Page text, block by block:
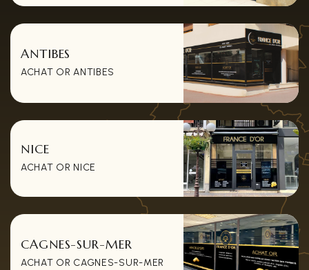
ANTIBES
ACHAT OR ANTIBES
NICE
ACHAT OR NICE
CAGNES-SUR-MER
ACHAT OR CAGNES-SUR-MER